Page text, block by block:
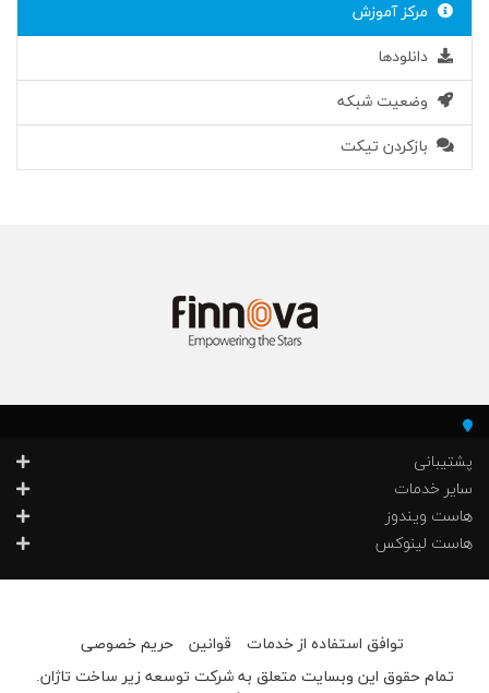
مرکز آموزش
دانلودها
وضعیت شبکه
بازکردن تیکت
پشتیبانی
سایر خدمات
هاست ویندوز
هاست لینوکس
حریم خصوصی قوانین
توافق استفاده از خدمات
.تمام حقوق این وبسایت متعلق به شرکت توسعه زیر ساخت تاژان